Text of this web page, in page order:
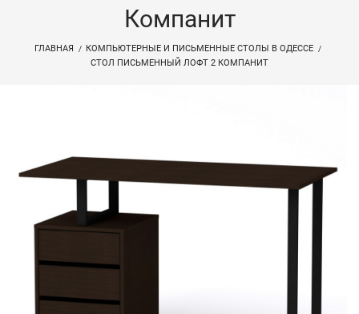
Компанит
ГЛАВНАЯ
КОМПЬЮТЕРНЫЕ И ПИСЬМЕННЫЕ СТОЛЫ В ОДЕССЕ
СТОЛ ПИСЬМЕННЫЙ ЛОФТ 2 КОМПАНИТ